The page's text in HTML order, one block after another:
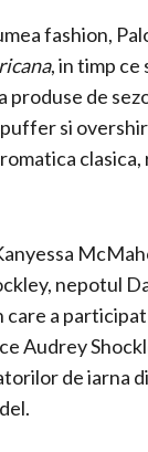
fashion,
, in timp ce
produse de
si
nepotul
a
Audrey
de iarna